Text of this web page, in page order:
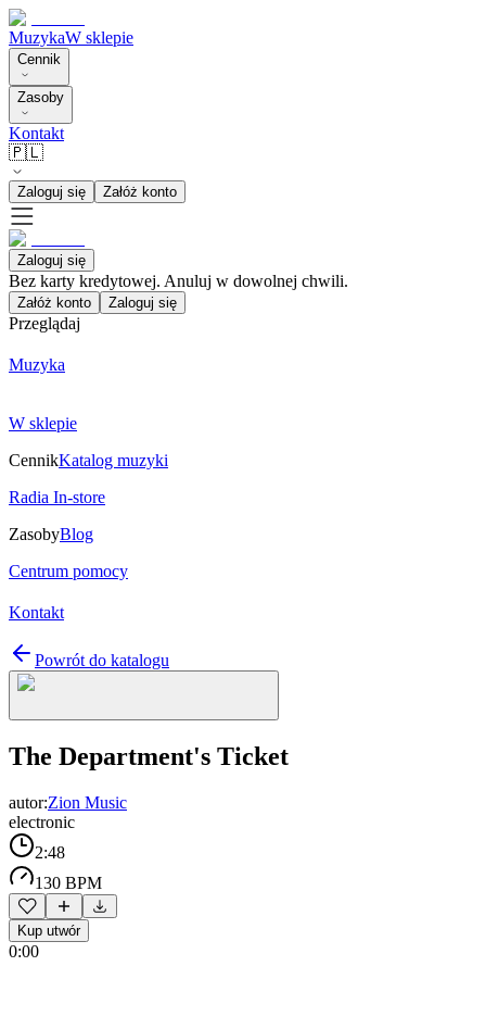
MuzykaW sklepie
Cennik
Zasoby
Kontakt
🇵🇱
Zaloguj się Załóż konto
Zaloguj się
Bez karty kredytowej. Anuluj w dowolnej chwili.
Załóż konto Zaloguj się
Przeglądaj
Muzyka
W sklepie
CennikKatalog muzyki
Radia In-store
ZasobyBlog
Centrum pomocy
Kontakt
Powrót do katalogu
The Department's Ticket
autor:Zion Music
electronic
2:48
130 BPM
Kup utwór
0:00